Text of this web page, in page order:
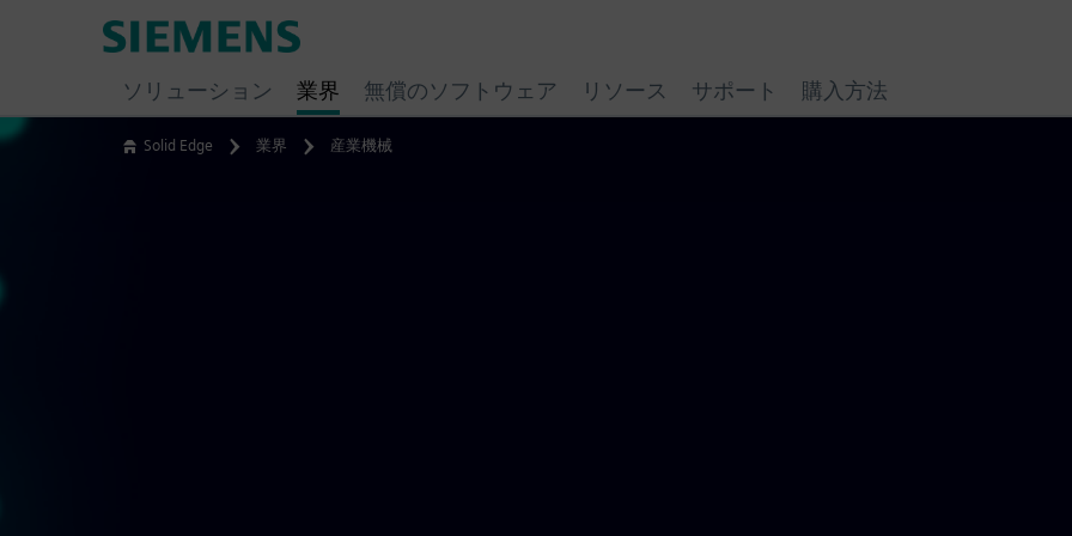
Solid Edge 業界 産業機械
ソリューション 業界 無償のソフトウェア リソース サポート 購入方法